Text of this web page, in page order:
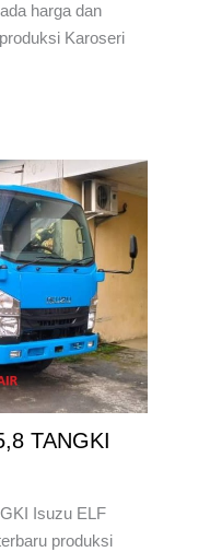
harga dan
Karoseri
TANGKI
Isuzu ELF
produksi